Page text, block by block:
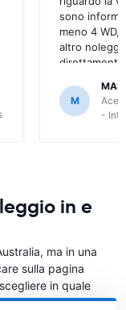
sono
meno 4 WD,
altro
direttamente
M
Ace
-
in e
ma in una
sulla pagina
in quale